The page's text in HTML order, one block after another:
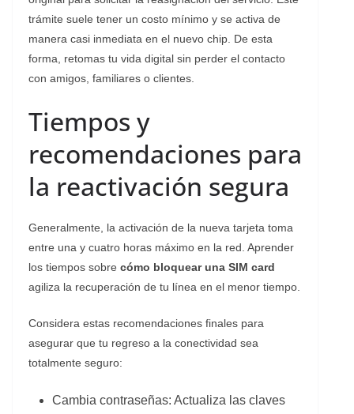
trámite suele tener un costo mínimo y se activa de
manera casi inmediata en el nuevo chip. De esta
forma, retomas tu vida digital sin perder el contacto
con amigos, familiares o clientes.
Tiempos y
recomendaciones para
la reactivación segura
​Generalmente, la activación de la nueva tarjeta toma
entre una y cuatro horas máximo en la red. Aprender
los tiempos sobre cómo bloquear una SIM card
agiliza la recuperación de tu línea en el menor tiempo.
​Considera estas recomendaciones finales para
asegurar que tu regreso a la conectividad sea
totalmente seguro:
​Cambia contraseñas: Actualiza las claves